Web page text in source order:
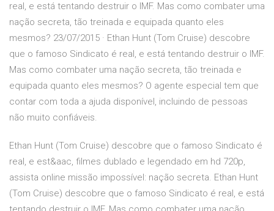
real, e está tentando destruir o IMF. Mas como combater uma
nação secreta, tão treinada e equipada quanto eles
mesmos? 23/07/2015 · Ethan Hunt (Tom Cruise) descobre
que o famoso Sindicato é real, e está tentando destruir o IMF.
Mas como combater uma nação secreta, tão treinada e
equipada quanto eles mesmos? O agente especial tem que
contar com toda a ajuda disponível, incluindo de pessoas
não muito confiáveis.
Ethan Hunt (Tom Cruise) descobre que o famoso Sindicato é
real, e est&aac, filmes dublado e legendado em hd 720p,
assista online missão impossível: nação secreta. Ethan Hunt
(Tom Cruise) descobre que o famoso Sindicato é real, e está